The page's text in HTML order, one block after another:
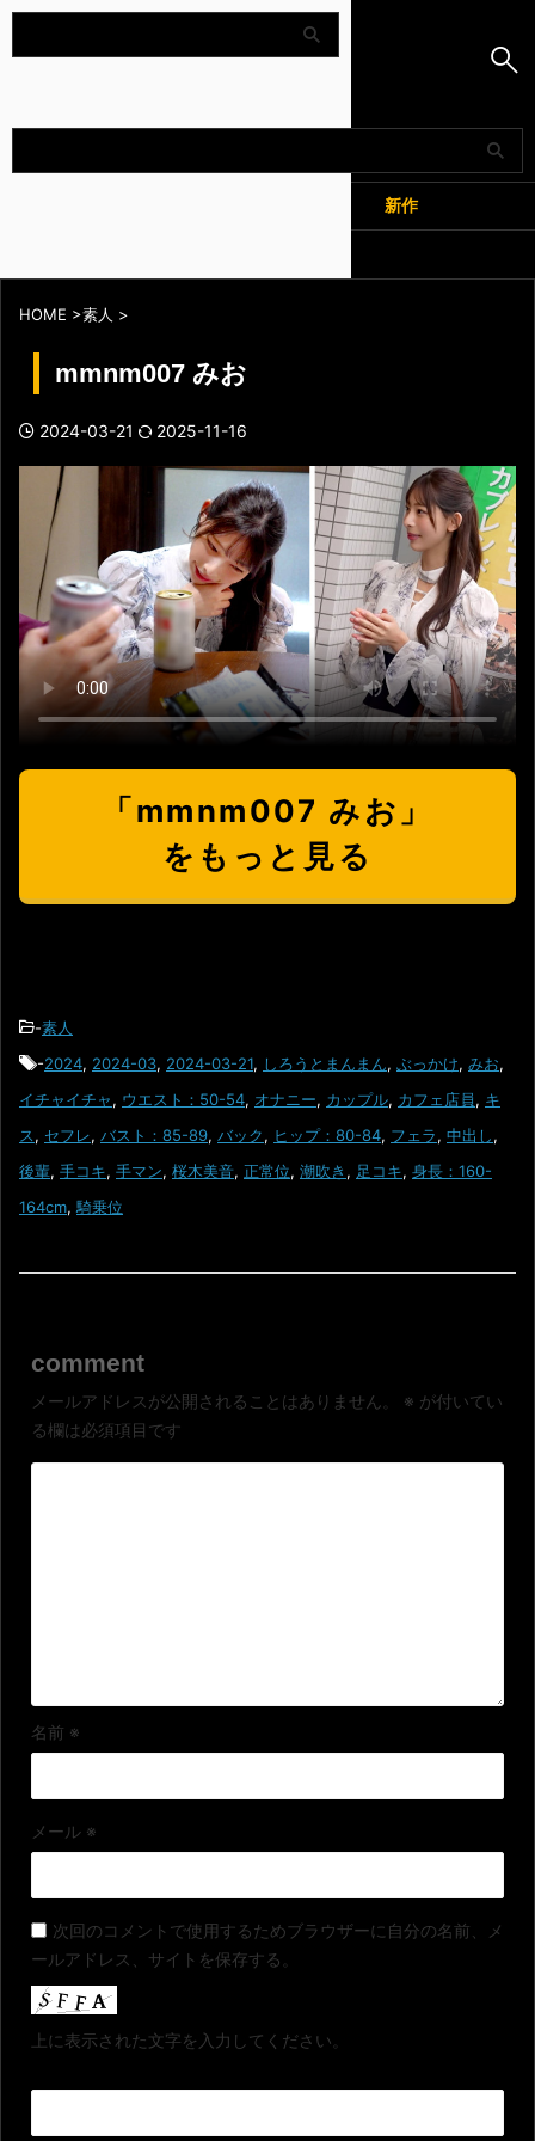
Amapedia
新作
HOME >素人 >
mmnm007 みお
2024-03-21 2025-11-16
「mmnm007 みお」
をもっと見る
-素人
-2024, 2024-03, 2024-03-21, しろうとまんまん, ぶっかけ, みお,
イチャイチャ, ウエスト：50-54, オナニー, カップル, カフェ店員, キ
ス, セフレ, バスト：85-89, バック, ヒップ：80-84, フェラ, 中出し,
後輩, 手コキ, 手マン, 桜木美音, 正常位, 潮吹き , 足コキ, 身長：160-
164cm, 騎乗位
comment
メールアドレスが公開されることはありません。 ※ が付いてい
る欄は必須項目です
名前 ※
メール ※
次回のコメントで使用するためブラウザーに自分の名前、メ
ールアドレス、サイトを保存する。
上に表示された文字を入力してください。